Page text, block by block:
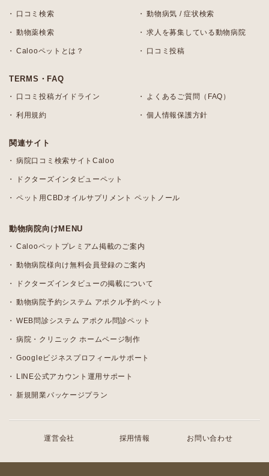
口コミ検索 動物病気 / 症状検索
動物薬検索 求人を募集している動物病院
Calooペットとは？ 口コミ投稿
TERMS・FAQ
口コミ投稿ガイドライン よくあるご質問（FAQ）
利用規約 個人情報保護方針
関連サイト
病院口コミ検索サイトCaloo
ドクターズインタビューペット
ペット用CBDオイルサプリメント ペットノール
動物病院向けMENU
Calooペットプレミアム掲載のご案内
動物病院様向け無料会員登録のご案内
ドクターズインタビューの掲載について
動物病院予約システム アポクル予約ペット
WEB問診システム アポクル問診ペット
病院・クリニック ホームページ制作
Googleビジネスプロフィールサポート
LINE公式アカウント運用サポート
新規開業パッケージプラン
運営会社 採用情報 お問い合わせ